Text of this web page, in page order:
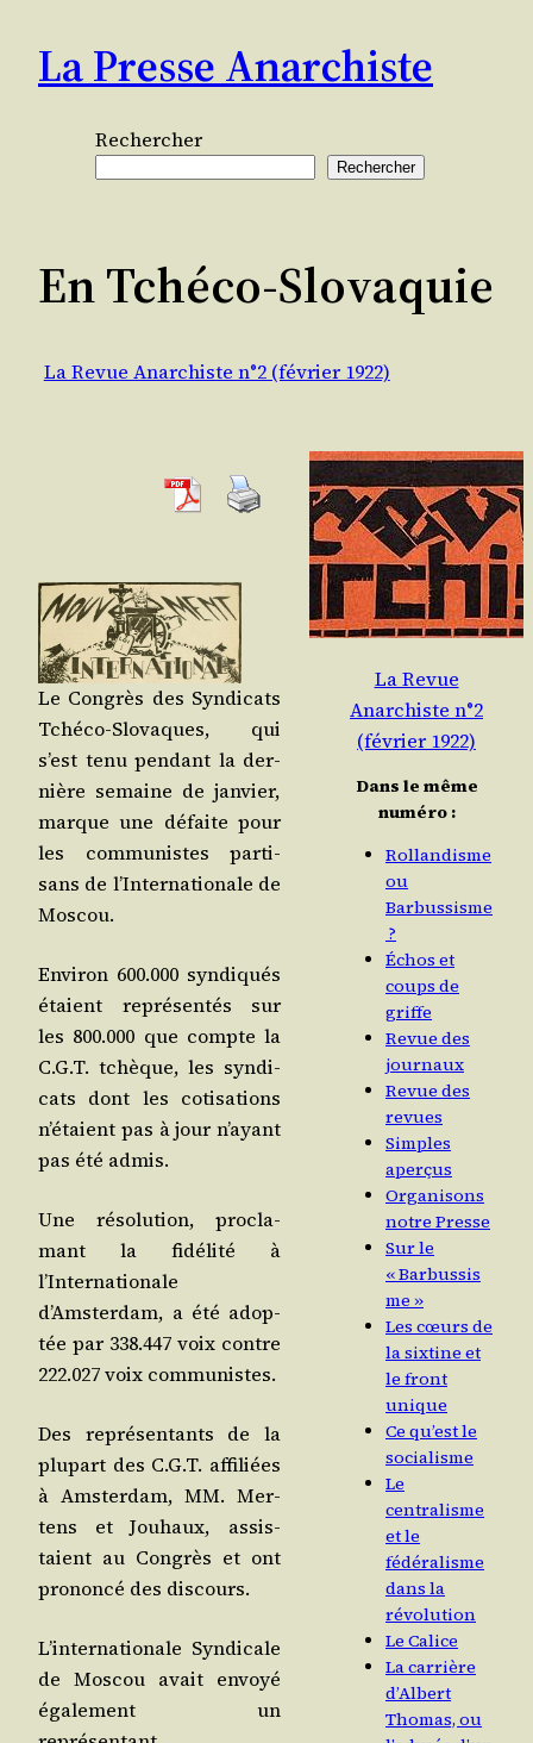
contenu
La Presse Anarchiste
Rechercher
Rechercher
En Tchéco-Slovaquie
La Revue Anarchiste n°2 (février 1922)
Le Congrès des Syn­di­cats
Tché­co-Slo­vaques, qui
s’est tenu pen­dant la der­
nière semaine de jan­vier,
marque une défaite pour
les com­mu­nistes par­ti­
sans de l’Internationale de
Moscou.
Envi­ron 600.000 syn­di­qués
étaient repré­sen­tés sur
les 800.000 que compte la
C.G.T. tchèque, les syn­di­
cats dont les coti­sa­tions
n’étaient pas à jour n’ayant
pas été admis.
Une réso­lu­tion, pro­cla­
mant la fidé­li­té à
l’Internationale
d’Amsterdam, a été adop­
tée par 338.447 voix contre
222.027 voix communistes.
Des repré­sen­tants de la
plu­part des C.G.T. affi­liées
à Amster­dam, MM. Mer­
tens et Jou­haux, assis­
taient au Congrès et ont
pro­non­cé des discours.
L’internationale Syn­di­cale
de Mos­cou avait envoyé
éga­le­ment un
La Revue
Anarchiste n°2
(février 1922)
Dans le même
numéro :
Rollandisme
ou
Barbussisme
?
Échos et
coups de
griffe
Revue des
journaux
Revue des
revues
Simples
aperçus
Organisons
notre Presse
Sur le
« Barbussis
me »
Les cœurs de
la sixtine et
le front
unique
Ce qu’est le
socialisme
Le
centralisme
et le
fédéralisme
dans la
révolution
Le Calice
La carrière
d’Albert
Thomas, ou